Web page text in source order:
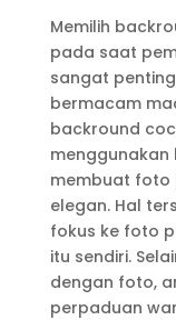
Memilih
pada saat
sangat
bermacam
backround
membuat foto
elegan. Hal
fokus ke foto
itu sendiri.
dengan foto,
perpaduan